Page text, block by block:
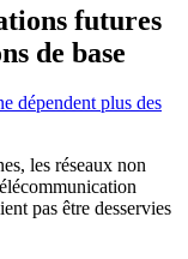
futures
de base
les réseaux non
pas être desservies